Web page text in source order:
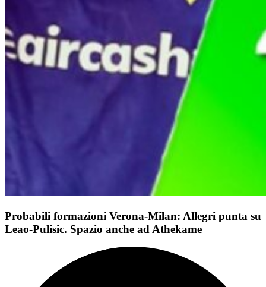
Probabili formazioni Verona-Milan: Allegri punta su
Leao-Pulisic. Spazio anche ad Athekame